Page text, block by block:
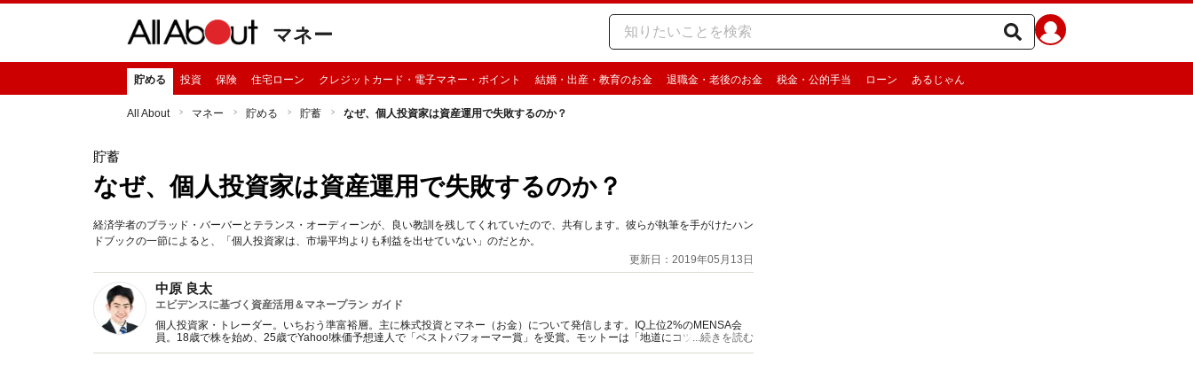
マネー
貯める 投資 保険 住宅ローン クレジットカード・電子マネー・ポイント 結婚・出産・教育のお金 退職金・老後のお金 税金・公的手当 ローン あるじゃん
All About マネー 貯める 貯蓄 なぜ、個人投資家は資産運用で失敗するのか？
貯蓄
なぜ、個人投資家は資産運用で失敗するのか？
経済学者のブラッド・バーバーとテランス・オーディーンが、良い教訓を残してくれていたので、共有します。彼らが執筆を手がけたハン
ドブックの一節によると、「個人投資家は、市場平均よりも利益を出せていない」のだとか。
更新日：2019年05月13日
中原 良太
エビデンスに基づく資産活用＆マネープラン ガイド
個人投資家・トレーダー。いちおう準富裕層。主に株式投資とマネー（お金）について発信します。IQ上位2%のMENSA会
員。18歳で株を始め、25歳でYahoo!株価予想達人で「ベストパフォーマー賞」を受賞。モットーは「地道にコツコツ」。メ
ルマガ『株式予報』を毎日発行。年間300万通以上を配信。ルービックキューブ大好き。
...続きを読む